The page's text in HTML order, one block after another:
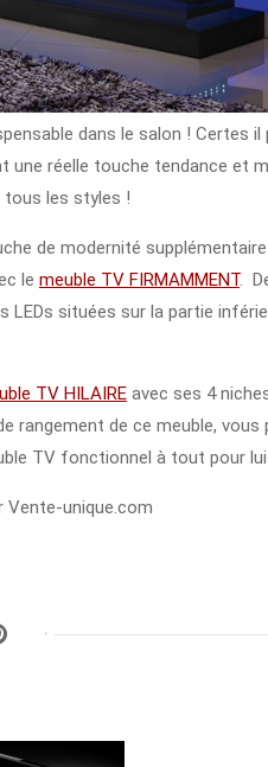
dans le salon ! Certes il
réelle touche tendance et
tous les styles !
de modernité
le meuble TV FIRMAMMENT.
situées sur la partie
TV HILAIRE avec ses 4
rangement de ce meuble,
TV fonctionnel à tout pour
Vente-unique.com